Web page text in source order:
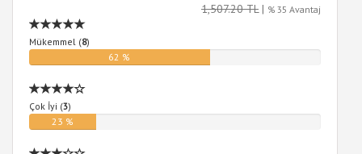
1,507.20 TL| % 35 Avantaj
Mükemmel (8)
62 %
Çok İyi (3)
23 %